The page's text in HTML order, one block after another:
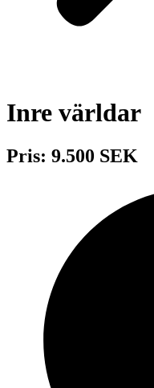
Inre världar
Pris: 9.500 SEK